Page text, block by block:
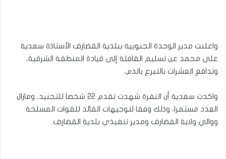
واعلنت مدير الوحدة الجنوبية ببلدية القضارف الأستاذة سعدية
على محمد عن تسليم القافلة إلى قيادة المنطقة الشرقية،
وتدافع العشرات بالتبرع بالدم،
واكدت سعدية أن النفرة شهدت تقدم 22 شخصا للتجنيد، ومازال
العدد مستمرا، وذلك وفقا لتوجيهات القائد للقوات المسلحة
ووالي ولاية القضارف ومدير تنفيذي بلدية القضارف.